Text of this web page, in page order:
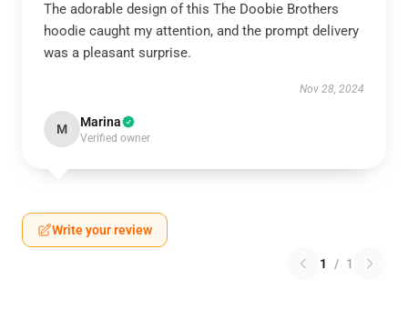
The adorable design of this The Doobie Brothers
hoodie caught my attention, and the prompt delivery
was a pleasant surprise.
Nov 28, 2024
M Marina
Verified owner
Write your review
1 / 1